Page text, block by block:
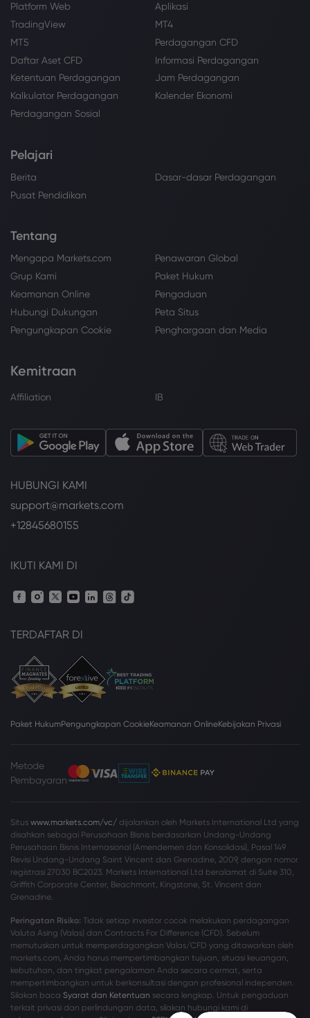
Platform Web
Aplikasi
TradingView
MT4
MT5
Perdagangan CFD
Daftar Aset CFD
Informasi Perdagangan
Ketentuan Perdagangan
Jam Perdagangan
Kalkulator Perdagangan
Kalender Ekonomi
Perdagangan Sosial
Pelajari
Berita
Dasar-dasar Perdagangan
Pusat Pendidikan
Tentang
Mengapa Markets.com
Penawaran Global
Grup Kami
Paket Hukum
Keamanan Online
Pengaduan
Hubungi Dukungan
Peta Situs
Pengungkapan Cookie
Penghargaan dan Media
Kemitraan
Affiliation IB
HUBUNGI KAMI
support@markets.com
+12845680155
IKUTI KAMI DI
TERDAFTAR DI
Paket HukumPengungkapan CookieKeamanan OnlineKebijakan Privasi
Metode
Pembayaran
Situs www.markets.com/vc/ dijalankan oleh Markets International Ltd yang
disahkan sebagai Perusahaan Bisnis berdasarkan Undang-Undang
Perusahaan Bisnis Internasional (Amendemen dan Konsolidasi), Pasal 149
Revisi Undang-Undang Saint Vincent dan Grenadine, 2009, dengan nomor
registrasi 27030 BC2023. Markets International Ltd beralamat di Suite 310,
Griffith Corporate Center, Beachmont, Kingstone, St. Vincent dan
Grenadine.
Peringatan Risiko: Tidak setiap investor cocok melakukan perdagangan
Valuta Asing (Valas) dan Contracts For Difference (CFD). Sebelum
memutuskan untuk memperdagangkan Valas/CFD yang ditawarkan oleh
markets.com, Anda harus mempertimbangkan tujuan, situasi keuangan,
kebutuhan, dan tingkat pengalaman Anda secara cermat, serta
mempertimbangkan untuk berkonsultasi dengan profesional independen.
Silakan baca Syarat dan Ketentuan secara lengkap. Untuk pengaduan
terkait privasi dan perlindungan data, silakan hubungi kami di